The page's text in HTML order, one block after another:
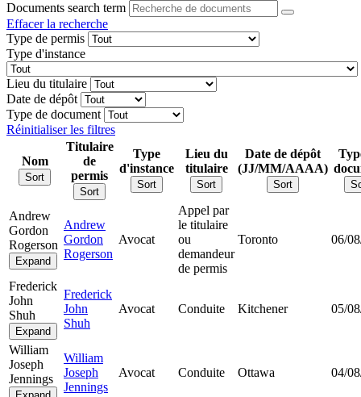
Documents search term
Effacer la recherche
Type de permis
Type d'instance
Lieu du titulaire
Date de dépôt
Type de document
Réinitialiser les filtres
Nom
Sort
Titulaire
de
permis
Sort
Type
d'instance
Sort
Lieu du
titulaire
Sort
Date de dépôt
(JJ/MM/AAAA)
Sort
Andrew
Gordon
Rogerson
Expand
Andrew
Gordon
Rogerson
Avocat
Appel par
le titulaire
ou
demandeur
de permis
Toronto 06/
Frederick
John
Shuh
Expand
Frederick
John
Shuh
Avocat Conduite Kitchener 05/
William
Joseph
Jennings
William
Joseph
Jennings
Avocat Conduite Ottawa 04/